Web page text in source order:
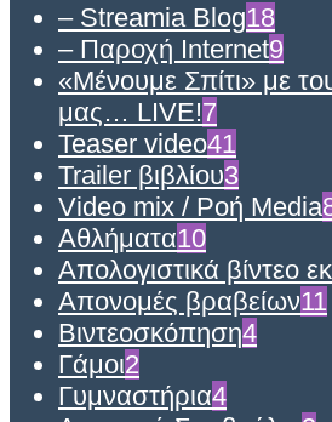
– Streamia Blog18
– Παροχή Internet9
«Μένουμε Σπίτι» με
μας… LIVE!7
Teaser video41
Trailer βιβλίου3
Video mix / Ροή Media
Αθλήματα10
Απολογιστικά βίντεο
Απονομές βραβείων11
Βιντεοσκόπηση4
Γάμοι2
Γυμναστήρια4